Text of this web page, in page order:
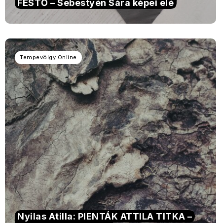
FESTŐ – Sebestyén Sára képei elé
Tempevölgy Online
Nyilas Atilla: PIENTÁK ATTILA TITKA –